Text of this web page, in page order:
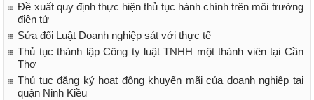
Đề xuất quy định thực hiện thủ tục hành chính trên môi trường
điện tử
Sửa đổi Luật Doanh nghiệp sát với thực tế
Thủ tục thành lập Công ty luật TNHH một thành viên tại Cần
Thơ
Thủ tục đăng ký hoạt động khuyến mãi của doanh nghiệp tại
quận Ninh Kiều